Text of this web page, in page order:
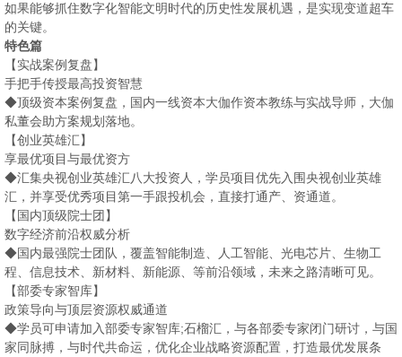
如果能够抓住数字化智能文明时代的历史性发展机遇，是实现变道超车
的关键。
特色篇
【实战案例复盘】
手把手传授最高投资智慧
◆顶级资本案例复盘，国内一线资本大伽作资本教练与实战导师，大伽
私董会助方案规划落地。
【创业英雄汇】
享最优项目与最优资方
◆汇集央视创业英雄汇八大投资人，学员项目优先入围央视创业英雄
汇，并享受优秀项目第一手跟投机会，直接打通产、资通道。
【国内顶级院士团】
数字经济前沿权威分析
◆国内最强院士团队，覆盖智能制造、人工智能、光电芯片、生物工
程、信息技术、新材料、新能源、等前沿领域，未来之路清晰可见。
【部委专家智库】
政策导向与顶层资源权威通道
◆学员可申请加入部委专家智库;石榴汇，与各部委专家闭门研讨，与国
家同脉搏，与时代共命运，优化企业战略资源配置，打造最优发展条